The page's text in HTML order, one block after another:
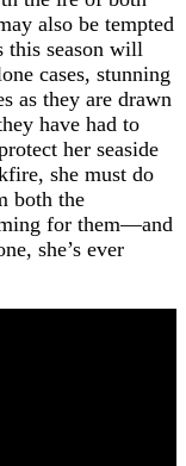
also be tempted
this season will
cases, stunning
as they are drawn
have had to
her seaside
she must do
both the
for them—and
she’s ever